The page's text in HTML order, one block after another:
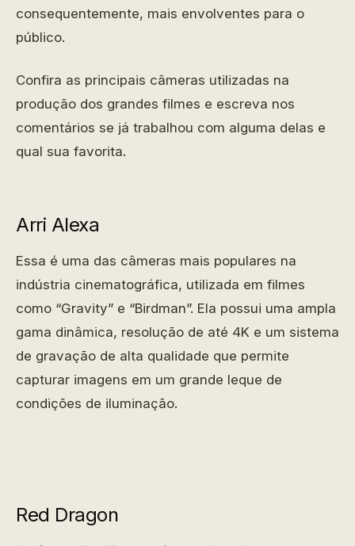
consequentemente, mais envolventes para o
público.
Confira as principais câmeras utilizadas na
produção dos grandes filmes e escreva nos
comentários se já trabalhou com alguma delas e
qual sua favorita.
Arri Alexa
Essa é uma das câmeras mais populares na
indústria cinematográfica, utilizada em filmes
como “Gravity” e “Birdman”. Ela possui uma ampla
gama dinâmica, resolução de até 4K e um sistema
de gravação de alta qualidade que permite
capturar imagens em um grande leque de
condições de iluminação.
Red Dragon